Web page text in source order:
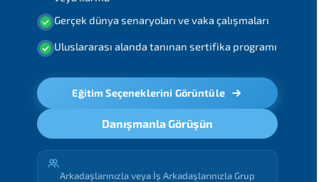
Gerçek dünya senaryoları ve vaka çalışmaları
Uluslararası alanda tanınan sertifika programı
Eğitim Seçeneklerini Görüntüle
Danışmanla Görüşün
Arkadaşlarınızla veya İş Arkadaşlarınızla Grup